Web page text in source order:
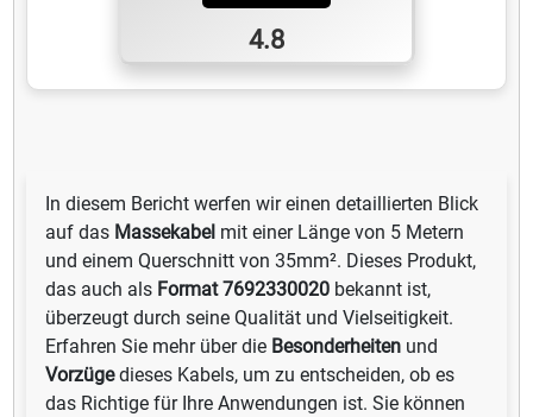
4.8
In diesem Bericht werfen wir einen detaillierten Blick
auf das Massekabel mit einer Länge von 5 Metern
und einem Querschnitt von 35mm². Dieses Produkt,
das auch als Format 7692330020 bekannt ist,
überzeugt durch seine Qualität und Vielseitigkeit.
Erfahren Sie mehr über die Besonderheiten und
Vorzügedieses Kabels, um zu entscheiden, ob es
das Richtige für Ihre Anwendungen ist. Sie können